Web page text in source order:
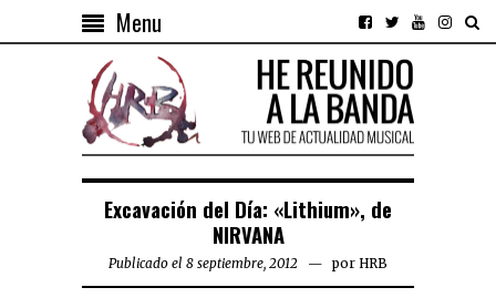
Menu
Excavación del Día: «Lithium», de
NIRVANA
Publicado el 8 septiembre, 2012 por HRB